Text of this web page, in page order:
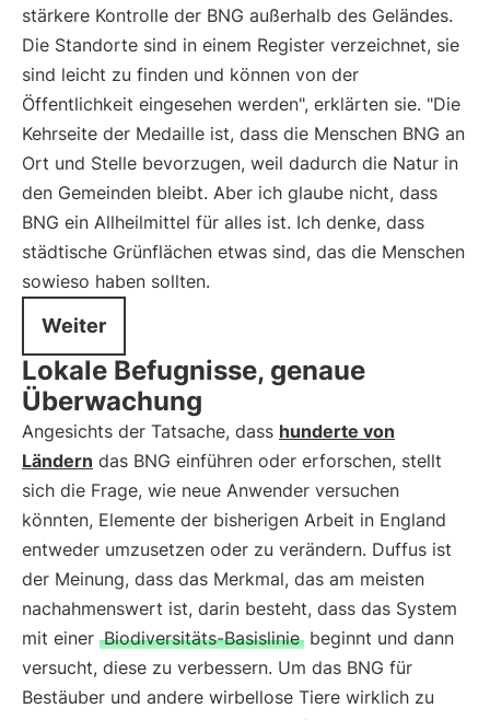
stärkere Kontrolle der BNG außerhalb des Geländes.
Die Standorte sind in einem Register verzeichnet, sie
sind leicht zu finden und können von der
Öffentlichkeit eingesehen werden", erklärten sie. "Die
Kehrseite der Medaille ist, dass die Menschen BNG an
Ort und Stelle bevorzugen, weil dadurch die Natur in
den Gemeinden bleibt. Aber ich glaube nicht, dass
BNG ein Allheilmittel für alles ist. Ich denke, dass
städtische Grünflächen etwas sind, das die Menschen
sowieso haben sollten.
Weiter
Lokale Befugnisse, genaue
Überwachung
Angesichts der Tatsache, dass hunderte von
Ländern das BNG einführen oder erforschen, stellt
sich die Frage, wie neue Anwender versuchen
könnten, Elemente der bisherigen Arbeit in England
entweder umzusetzen oder zu verändern. Duffus ist
der Meinung, dass das Merkmal, das am meisten
nachahmenswert ist, darin besteht, dass das System
mit einer Biodiversitäts-Basislinie beginnt und dann
versucht, diese zu verbessern. Um das BNG für
Bestäuber und andere wirbellose Tiere wirklich zu